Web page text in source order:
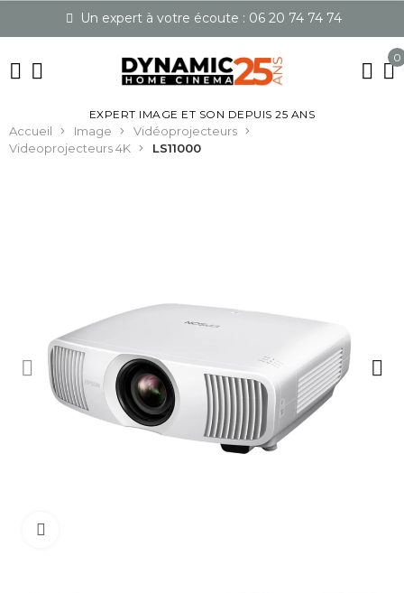
Un expert à votre écoute : 06 20 74 74 74
0
EXPERT IMAGE ET SON DEPUIS 25 ANS
Accueil Image
Vidéoprojecteurs
Videoprojecteurs 4K
LS11000